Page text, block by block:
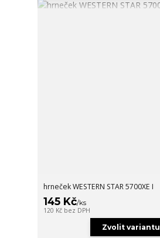
hrneček WESTERN STAR 5700XE I
145 Kč/ks
120 Kč bez DPH
Zvolit variantu